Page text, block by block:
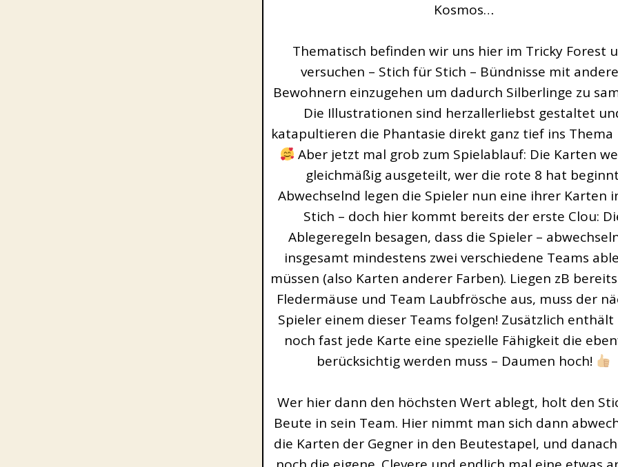
Kosmos…
Thematisch befinden wir uns hier im Tricky Forest
versuchen – Stich für Stich – Bündnisse mit
Bewohnern einzugehen um dadurch Silberlinge zu
Die Illustrationen sind herzallerliebst gestaltet
katapultieren die Phantasie direkt ganz tief ins Thema
Aber jetzt mal grob zum Spielablauf: Die Karten
gleichmäßig ausgeteilt, wer die rote 8 hat
Abwechselnd legen die Spieler nun eine ihrer Karten
Stich – doch hier kommt bereits der erste Clou:
Ablegeregeln besagen, dass die Spieler –
insgesamt mindestens zwei verschiedene Teams
müssen (also Karten anderer Farben). Liegen zB
Fledermäuse und Team Laubfrösche aus, muss der
Spieler einem dieser Teams folgen! Zusätzlich enthält
noch fast jede Karte eine spezielle Fähigkeit die
berücksichtig werden muss – Daumen hoch!
Wer hier dann den höchsten Wert ablegt, holt den
Beute in sein Team. Hier nimmt man sich dann
die Karten der Gegner in den Beutestapel, und